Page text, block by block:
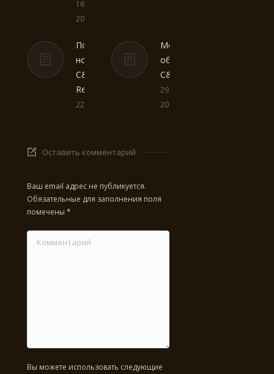
16 июня,
2011
Последние
новости
C&C
Reborn
22 мая, 2011
Медиа-
обновление
C&C Assault
29 апреля,
2011
Оставить комментарий
Ваш email адрес не публикуется.
Обязательные для заполнения поля
помечены *
Комментарий
Вы можете использовать следующие